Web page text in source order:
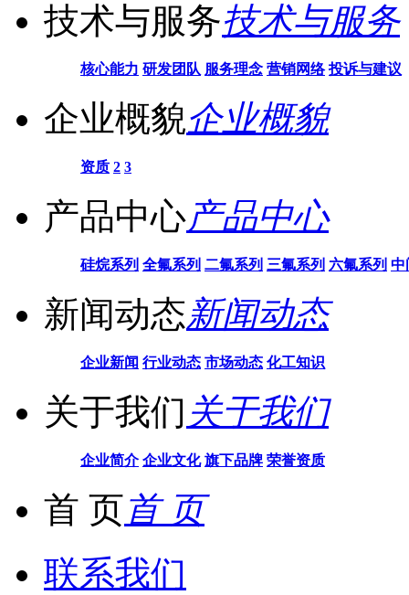
技术与服务技术与服务
核心能力 研发团队 服务理念 营销网络 投诉与建议
企业概貌企业概貌
资质 2 3
产品中心产品中心
硅烷系列 全氟系列 二氟系列 三氟系列 六氟系列 中
新闻动态新闻动态
企业新闻 行业动态 市场动态 化工知识
关于我们 关于我们
企业简介 企业文化 旗下品牌 荣誉资质
首 页首 页
联系我们